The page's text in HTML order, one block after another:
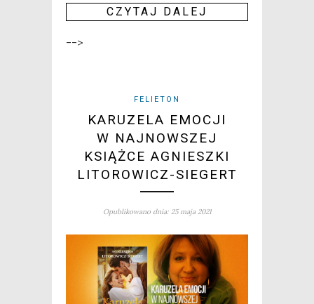
CZY­TAJ DALEJ
-->
FELIETON
KARUZELA EMOCJI
W NAJNOWSZEJ
KSIĄŻCE AGNIESZKI
LITOROWICZ-SIEGERT
Opublikowano dnia: 25 maja 2021